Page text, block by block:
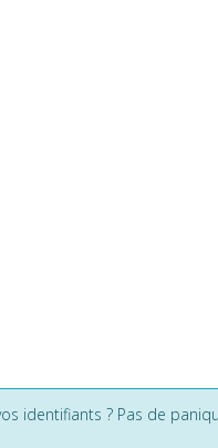
identifiants ? Pas de